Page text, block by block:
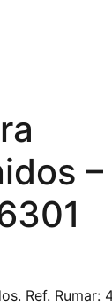
–
Ref. Rumar: